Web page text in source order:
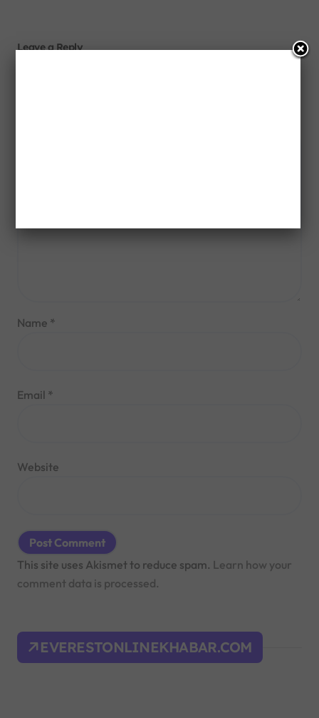
Leave a Reply
Name *
Email *
Website
This site uses Akismet to reduce spam. Learn how your
comment data is processed.
EVERESTONLINEKHABAR.COM